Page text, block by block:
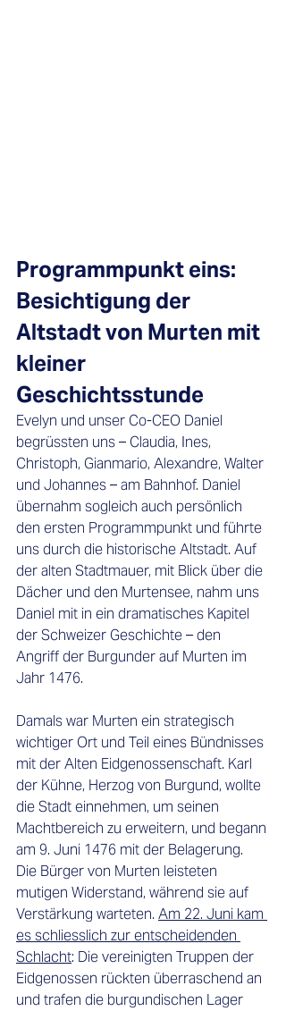
Programmpunkt eins:
Besichtigung der
Altstadt von Murten mit
kleiner
Geschichtsstunde
Evelyn und unser Co-CEO Daniel
begrüssten uns – Claudia, Ines,
Christoph, Gianmario, Alexandre, Walter
und Johannes – am Bahnhof. Daniel
übernahm sogleich auch persönlich
den ersten Programmpunkt und führte
uns durch die historische Altstadt. Auf
der alten Stadtmauer, mit Blick über die
Dächer und den Murtensee, nahm uns
Daniel mit in ein dramatisches Kapitel
der Schweizer Geschichte – den
Angriff der Burgunder auf Murten im
Jahr 1476.
Damals war Murten ein strategisch
wichtiger Ort und Teil eines Bündnisses
mit der Alten Eidgenossenschaft. Karl
der Kühne, Herzog von Burgund, wollte
die Stadt einnehmen, um seinen
Machtbereich zu erweitern, und begann
am 9. Juni 1476 mit der Belagerung.
Die Bürger von Murten leisteten
mutigen Widerstand, während sie auf
Verstärkung warteten. Am 22. Juni kam
es schliesslich zur entscheidenden
Schlacht: Die vereinigten Truppen der
Eidgenossen rückten überraschend an
und trafen die burgundischen Lager